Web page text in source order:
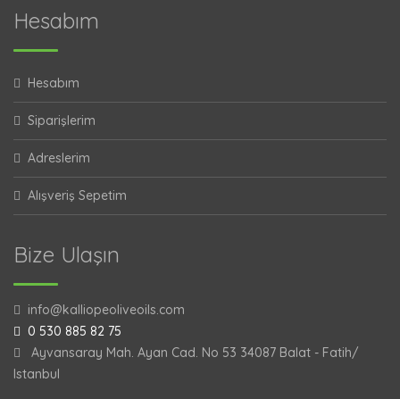
Hesabım
Hesabım
Siparişlerim
Adreslerim
Alışveriş Sepetim
Bize Ulaşın
info@kalliopeoliveoils.com
0 530 885 82 75
Ayvansaray Mah. Ayan Cad. No 53 34087 Balat - Fatih/
Istanbul